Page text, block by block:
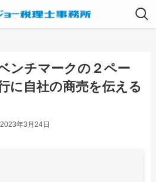
ンチマークの２ペー
に自社の商売を伝える
2023年3月24日